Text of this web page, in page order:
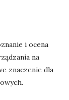
i ocena
na
znaczenie dla